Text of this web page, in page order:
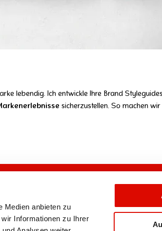
Medien anbieten zu
Informationen zu Ihrer
lebendig. Ich entwickle Ihre Brand
sicherzustellen. So machen wir
Employer Branding